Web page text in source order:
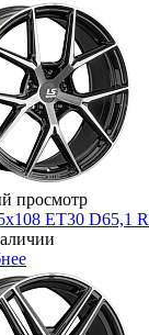
просмотр
ET30 D65,1